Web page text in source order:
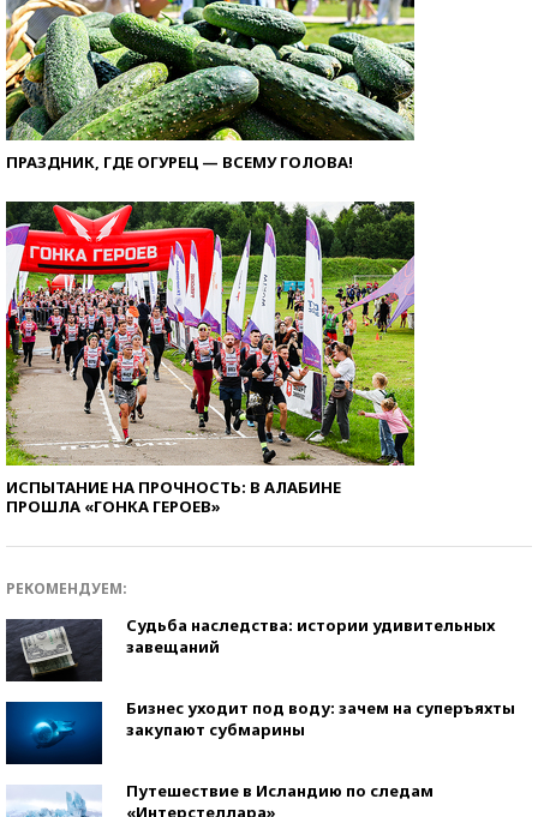
ПРАЗДНИК, ГДЕ ОГУРЕЦ — ВСЕМУ ГОЛОВА!
ИСПЫТАНИЕ НА ПРОЧНОСТЬ: В АЛАБИНЕ
ПРОШЛА «ГОНКА ГЕРОЕВ»
РЕКОМЕНДУЕМ:
Судьба наследства: истории удивительных
завещаний
Бизнес уходит под воду: зачем на суперъяхты
закупают субмарины
Путешествие в Исландию по следам
«Интерстеллара»